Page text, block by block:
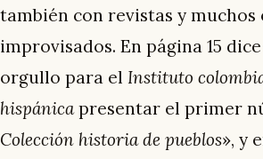
también con revistas y
improvisados. En página 15
orgullo para el Instituto
hispánicapresentar el primer
Colección historia de pueblos», y